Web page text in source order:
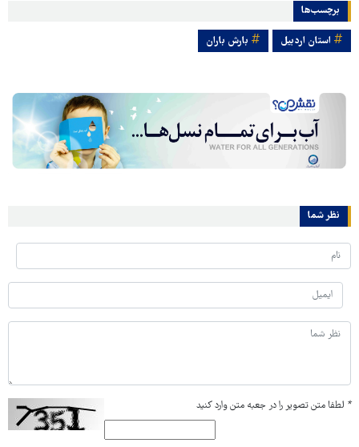
برچسب‌ها
استان اردبیل بارش باران
نظر شما
* لطفا متن تصویر را در جعبه متن وارد کنید